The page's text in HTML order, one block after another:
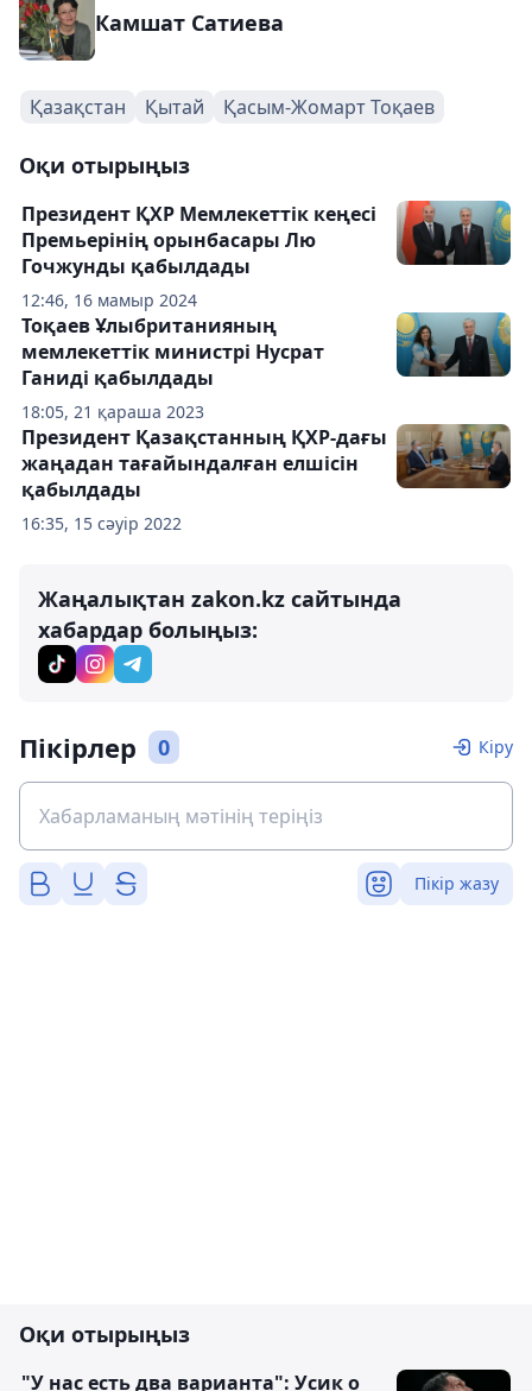
Камшат Сатиева
Қазақстан Қытай Қасым-Жомарт Тоқаев
Оқи отырыңыз
12:46, 16 мамыр 2024
Президент ҚХР Мемлекеттік кеңесі
Премьерінің орынбасары Лю
Гочжунды қабылдады
18:05, 21 қараша 2023
Тоқаев Ұлыбританияның
мемлекеттік министрі Нусрат
Ганиді қабылдады
16:35, 15 сәуір 2022
Президент Қазақстанның ҚХР-дағы
жаңадан тағайындалған елшісін
қабылдады
Жаңалықтан zakon.kz сайтында
хабардар болыңыз:
Пікірлер 0 Кіру
Пікір жазу
Оқи отырыңыз
"У нас есть два варианта": Усик о